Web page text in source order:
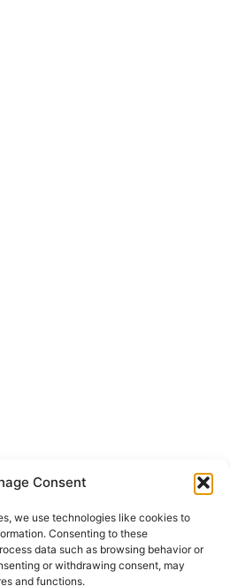
Consent
we use technologies like cookies to
Consenting to these
data such as browsing behavior or
or withdrawing consent, may
and functions.